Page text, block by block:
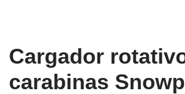
Cargador
carabinas